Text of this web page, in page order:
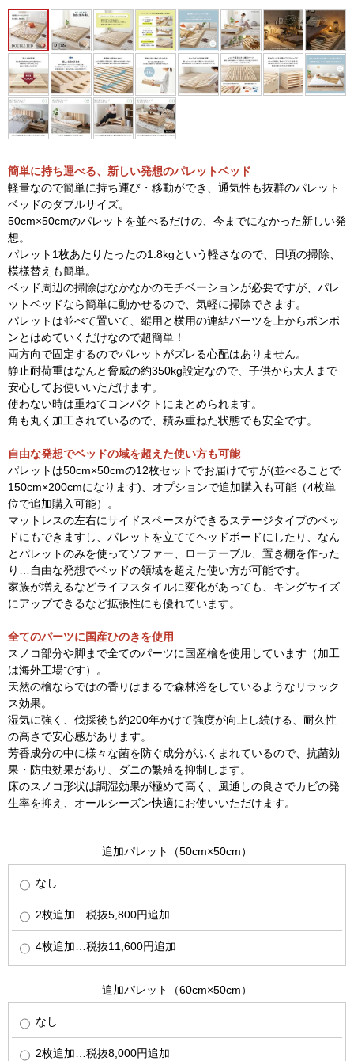
簡単に持ち運べる、新しい発想のパレットベッド
軽量なので簡単に持ち運び・移動ができ、通気性も抜群のパレット
ベッドのダブルサイズ。
50cm×50cmのパレットを並べるだけの、今までになかった新しい発
想。
パレット1枚あたりたったの1.8kgという軽さなので、日頃の掃除、
模様替えも簡単。
ベッド周辺の掃除はなかなかのモチベーションが必要ですが、パレ
ットベッドなら簡単に動かせるので、気軽に掃除できます。
パレットは並べて置いて、縦用と横用の連結パーツを上からポンポ
ンとはめていくだけなので超簡単！
両方向で固定するのでパレットがズレる心配はありません。
静止耐荷重はなんと脅威の約350kg設定なので、子供から大人まで
安心してお使いいただけます。
使わない時は重ねてコンパクトにまとめられます。
角も丸く加工されているので、積み重ねた状態でも安全です。
自由な発想でベッドの域を超えた使い方も可能
パレットは50cm×50cmの12枚セットでお届けですが(並べることで
150cm×200cmになります)、オプションで追加購入も可能（4枚単
位で追加購入可能）。
マットレスの左右にサイドスペースができるステージタイプのベッ
ドにもできますし、パレットを立ててヘッドボードにしたり、なん
とパレットのみを使ってソファー、ローテーブル、置き棚を作った
り…自由な発想でベッドの領域を超えた使い方が可能です。
家族が増えるなどライフスタイルに変化があっても、キングサイズ
にアップできるなど拡張性にも優れています。
全てのパーツに国産ひのきを使用
スノコ部分や脚まで全てのパーツに国産檜を使用しています（加工
は海外工場です）。
天然の檜ならではの香りはまるで森林浴をしているようなリラック
ス効果。
湿気に強く、伐採後も約200年かけて強度が向上し続ける、耐久性
の高さで安心感があります。
芳香成分の中に様々な菌を防ぐ成分がふくまれているので、抗菌効
果・防虫効果があり、ダニの繁殖を抑制します。
床のスノコ形状は調湿効果が極めて高く、風通しの良さでカビの発
生率を抑え、オールシーズン快適にお使いいただけます。
追加パレット（50cm×50cm）
なし
2枚追加…税抜5,800円追加
4枚追加…税抜11,600円追加
追加パレット（60cm×50cm）
なし
2枚追加…税抜8,000円追加